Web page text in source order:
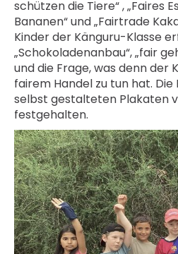
schützen die Tiere“ , „Faires
Bananen“ und „Fairtrade
Kinder der Känguru-Klasse
„Schokoladenanbau“, „fair
und die Frage, was denn der
fairem Handel zu tun hat.
selbst gestalteten Plakaten
festgehalten.